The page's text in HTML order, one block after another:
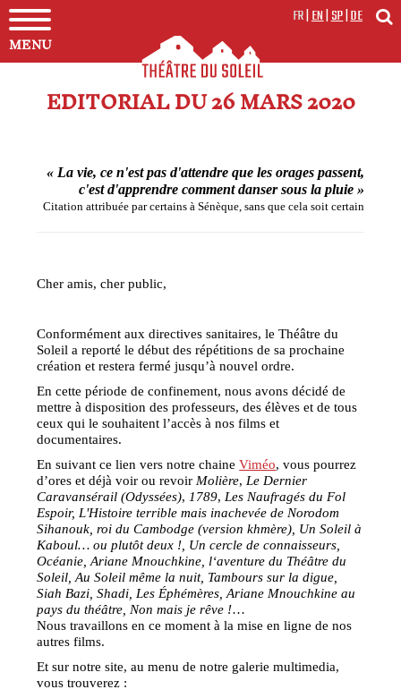
MENU
FR|EN|SP|DE
EDITORIAL DU 26 MARS 2020
« La vie, ce n'est pas d'attendre que les orages passent,
c'est d'apprendre comment danser sous la pluie »
Citation attribuée par certains à Sénèque, sans que cela soit certain
Cher amis, cher public,
Conformément aux directives sanitaires, le Théâtre du
Soleil a reporté le début des répétitions de sa prochaine
création et restera fermé jusqu’à nouvel ordre.
En cette période de confinement, nous avons décidé de
mettre à disposition des professeurs, des élèves et de tous
ceux qui le souhaitent l’accès à nos films et
documentaires.
En suivant ce lien vers notre chaineViméo, vous pourrez
d’ores et déjà voir ou revoir Molière, Le Dernier
Caravansérail (Odyssées), 1789, Les Naufragés du Fol
Espoir, L'Histoire terrible mais inachevée de Norodom
Sihanouk, roi du Cambodge (version khmère), Un Soleil à
Kaboul… ou plutôt deux !, Un cercle de connaisseurs,
Océanie, Ariane Mnouchkine, l‘aventure du Théâtre du
Soleil, Au Soleil même la nuit, Tambours sur la digue,
Siah Bazi, Shadi, Les Éphémères, Ariane Mnouchkine au
pays du théâtre, Non mais je rêve !…
Nous travaillons en ce moment à la mise en ligne de nos
autres films.
Et sur notre site, au menu de notre galerie multimedia,
vous trouverez :